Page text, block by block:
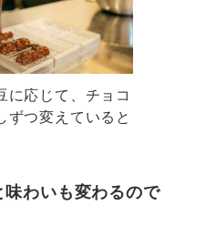
に応じて、チョコ
ずつ変えていると
わいも変わるので